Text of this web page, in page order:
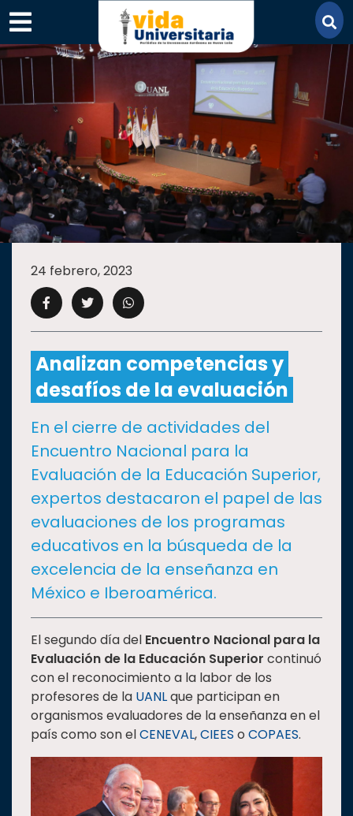
×
SECCIONES
ACADEMIA
CAMPUS UANL
CULTURA
DEPORTES
I+D+IEXPERTOS
SALUD
SUSTENTABILIDAD
TEMAS
Oferta
educativa
Estudiantes
Rectoría
Investigación
Internacionalización
24 febrero, 2023
Analizan competencias y
desafíos de la evaluación
En el cierre de actividades del
Encuentro Nacional para la
Evaluación de la Educación Superior,
expertos destacaron el papel de las
evaluaciones de los programas
educativos en la búsqueda de la
excelencia de la enseñanza en
México e Iberoamérica.
El segundo día del Encuentro Nacional para la
Evaluación de la Educación Superior continuó
con el reconocimiento a la labor de los
profesores de la UANLque participan en
organismos evaluadores de la enseñanza en el
país como son elCENEVAL,CIEES o COPAES.